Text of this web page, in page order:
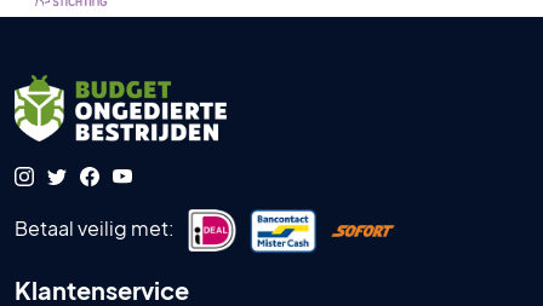
Betaal veilig met:
Klantenservice